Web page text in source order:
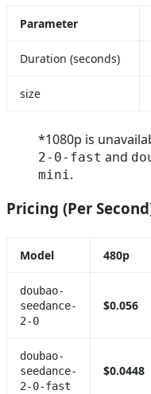
Parameter
Duration (seconds)
size
*1080p is
2-0-fast and
mini.
Pricing (Per
Model 480p
doubao-
seedance-
2-0
$0.056
doubao-
seedance-
2-0-fast
$0.0448